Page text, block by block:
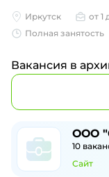
Иркутск от 1
Полная занятость
Вакансия в
ООО
10
Сайт